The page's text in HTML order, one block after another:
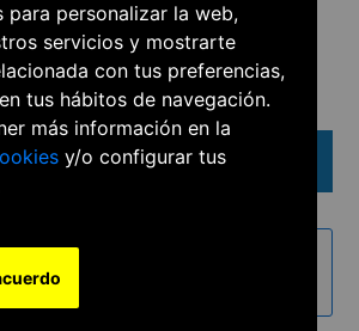
para personalizar la web,
servicios y mostrarte
con tus preferencias,
tus hábitos de navegación.
más información en la
y/o configurar tus
910 61 60 15
→ Teléfonos